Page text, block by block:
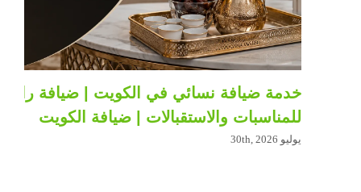
خدمة ضيافة نسائي في الكويت | ضيافة راقية
للمناسبات والاستقبالات | ضيافة الكويت
يوليو 30th, 2026